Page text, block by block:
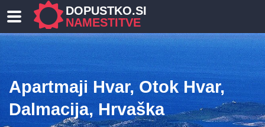
DOPUSTKO.SI
NAMESTITVE
Apartmaji Hvar, Otok Hvar,
Dalmacija, Hrvaška